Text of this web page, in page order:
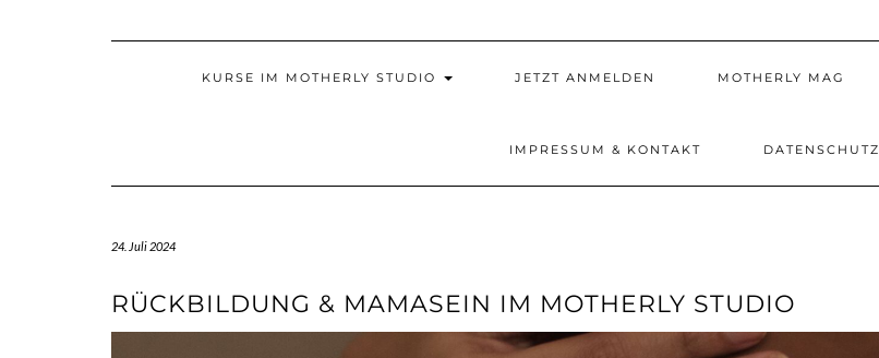
KURSE IM MOTHERLY STUDIO JETZT ANMELDEN MOTHERLY MAG
IMPRESSUM & KONTAKT DATENSCHUTZ
24. Juli 2024
RÜCKBILDUNG & MAMASEIN IM MOTHERLY STUDIO